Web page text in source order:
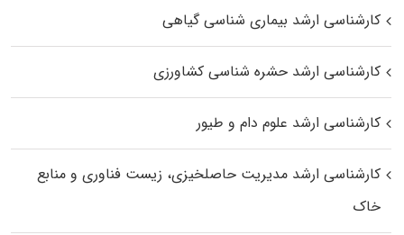
کارشناسی ارشد بیماری‌ شناسی گیاهی
کارشناسی ارشد حشره‌ شناسی کشاورزی
کارشناسی ارشد علوم دام و طیور
کارشناسی ارشد مدیریت حاصلخیزی، زیست فناوری و منابع
خاک